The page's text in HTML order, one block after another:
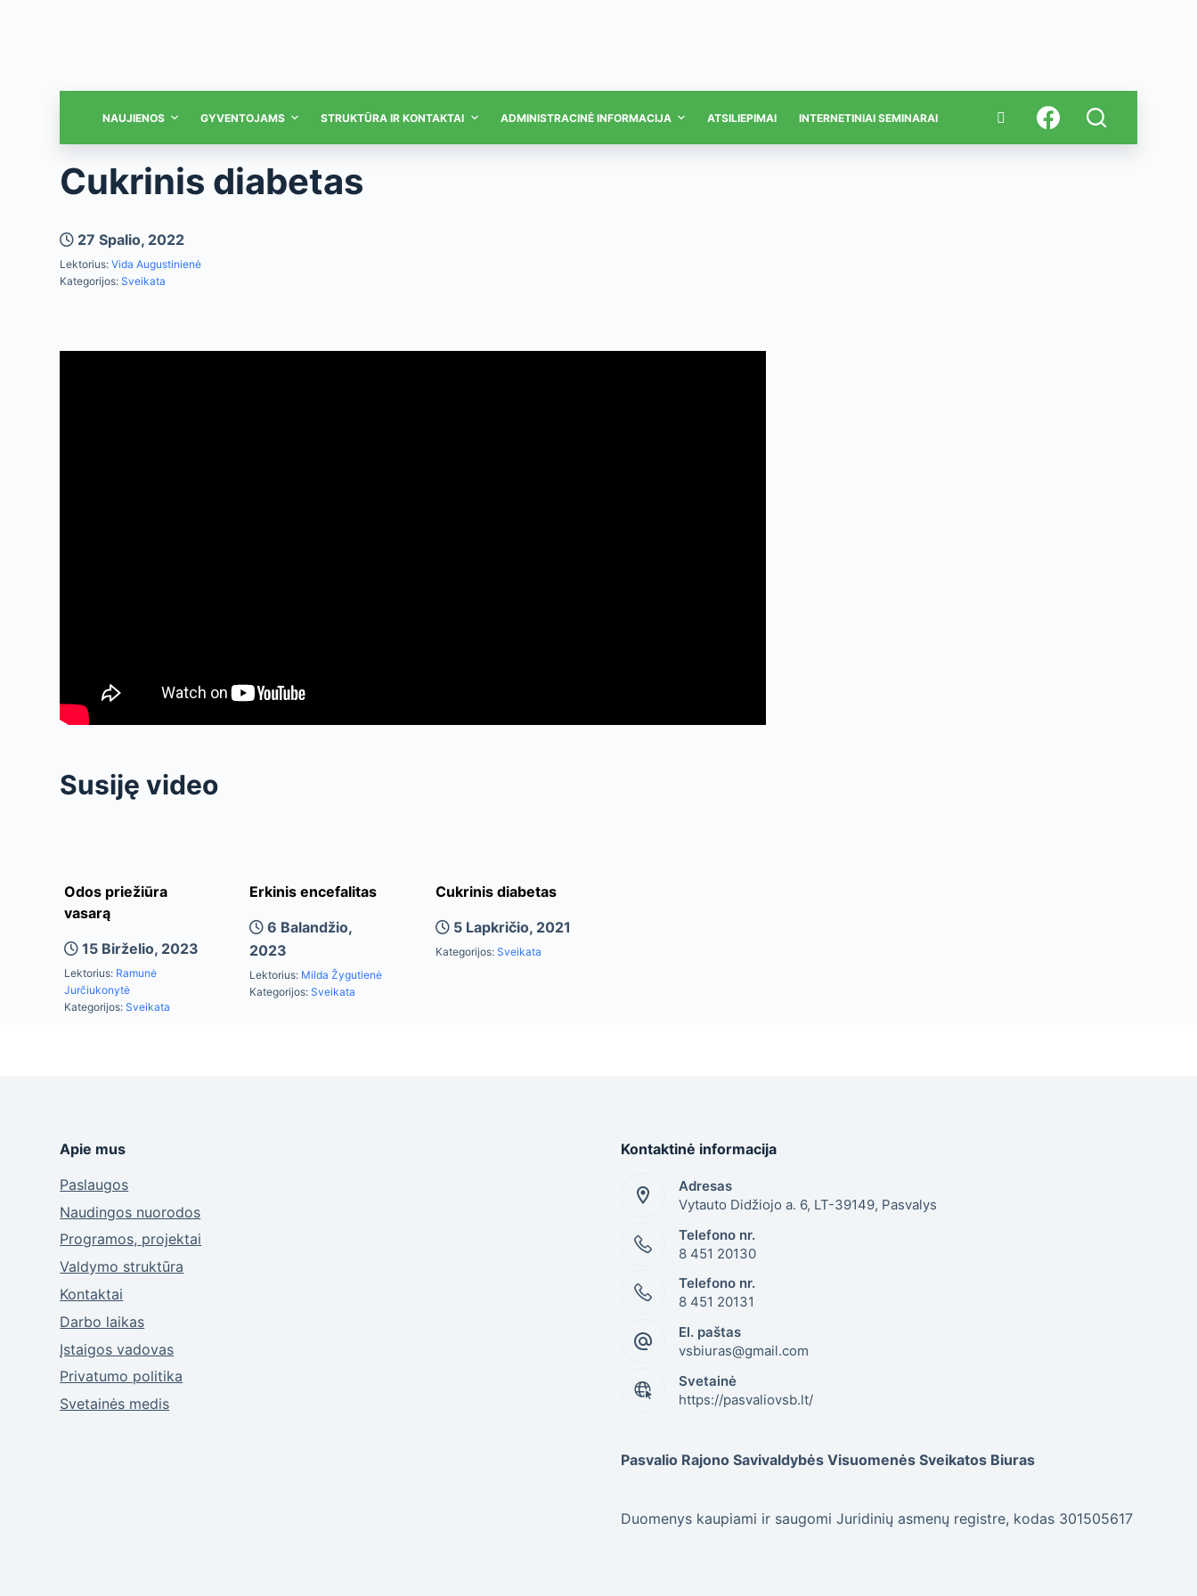
NAUJIENOS GYVENTOJAMS STRUKTŪRA IR KONTAKTAI ADMINISTRACINĖ INFORMACIJA ATSILIEPIMAI INTERNETINIAI SEMINARAI
Cukrinis diabetas
27 Spalio, 2022
Lektorius:Vida Augustinienė
Kategorijos:Sveikata
Susiję video
Odos priežiūra
vasarą
15 Birželio, 2023
Lektorius: Ramunė
Jurčiukonytė
Kategorijos:Sveikata
Erkinis encefalitas
6 Balandžio,
2023
Lektorius: Milda Žygutienė
Kategorijos:Sveikata
Cukrinis diabetas
5 Lapkričio, 2021
Kategorijos: Sveikata
Apie mus
Paslaugos
Naudingos nuorodos
Programos, projektai
Valdymo struktūra
Kontaktai
Darbo laikas
Įstaigos vadovas
Privatumo politika
Svetainės medis
Kontaktinė informacija
Adresas
Vytauto Didžiojo a. 6, LT-39149, Pasvalys
Telefono nr.
8 451 20130
Telefono nr.
8 451 20131
El. paštas
vsbiuras@gmail.com
Svetainė
https://pasvaliovsb.lt/
Pasvalio Rajono Savivaldybės Visuomenės Sveikatos Biuras
Duomenys kaupiami ir saugomi Juridinių asmenų registre, kodas 301505617